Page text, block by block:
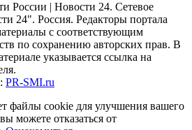
России | Новости 24. Сетевое
24". Россия. Редакторы портала
с соответствующим
по сохранению авторских прав. В
указывается ссылка на
PR-SMI.ru
файлы cookie для улучшения вашего
можете отказаться от